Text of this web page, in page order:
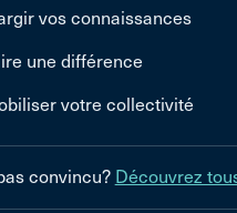
vos connaissances
une différence
votre collectivité
convincu? Découvrez